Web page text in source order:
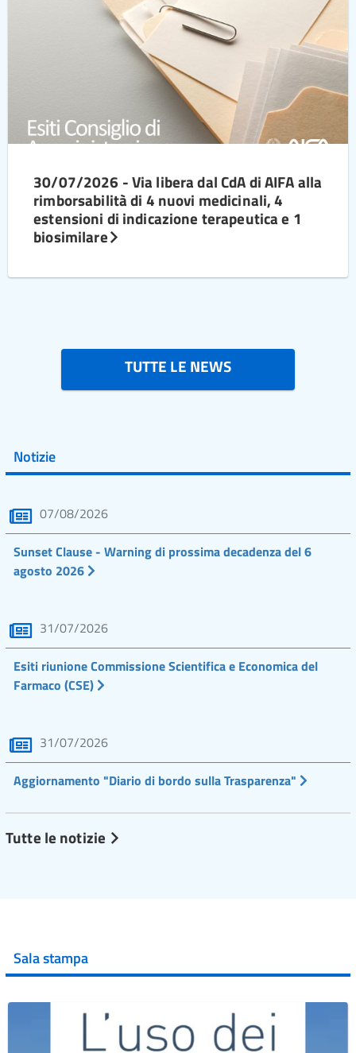
30/07/2026 - Via libera dal CdA di AIFA alla
rimborsabilità di 4 nuovi medicinali, 4
estensioni di indicazione terapeutica e 1
biosimilare
TUTTE LE NEWS
Notizie
07/08/2026
Sunset Clause - Warning di prossima decadenza del 6
agosto 2026
31/07/2026
Esiti riunione Commissione Scientifica e Economica del
Farmaco (CSE)
31/07/2026
Aggiornamento "Diario di bordo sulla Trasparenza"
Tutte le notizie
Sala stampa